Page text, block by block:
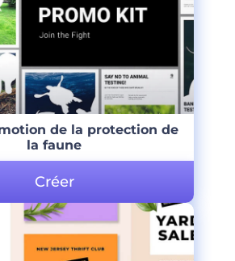
de la protection de
la faune
Créer